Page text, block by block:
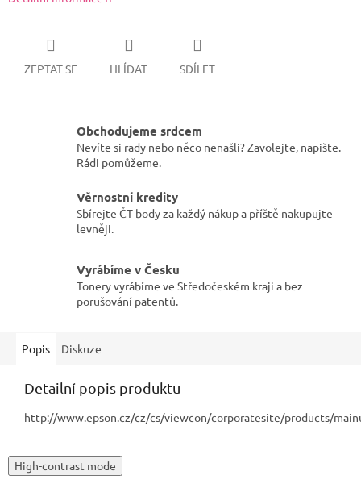
ZEPTAT SE HLÍDAT SDÍLET
Obchodujeme srdcem
Nevíte si rady nebo něco nenašli? Zavolejte, napište.
Rádi pomůžeme.
Věrnostní kredity
Sbírejte ČT body za každý nákup a příště nakupujte
levněji.
Vyrábíme v Česku
Tonery vyrábíme ve Středočeském kraji a bez
porušování patentů.
Popis Diskuze
Detailní popis produktu
http://www.epson.cz/cz/cs/viewcon/corporatesite/products/
High-contrast mode